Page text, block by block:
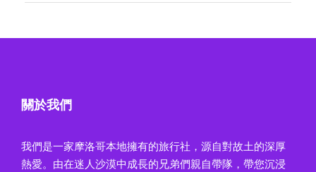
關於我們
我們是一家摩洛哥本地擁有的旅行社，源自對故土的深厚
熱愛。由在迷人沙漠中成長的兄弟們親自帶隊，帶您沉浸